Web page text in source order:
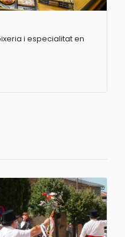
i especialitat en